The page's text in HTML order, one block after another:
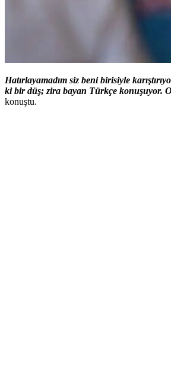
Hatırlayamadım siz beni birisiyle
ki bir düş; zira bayan Türkçe konuşuyor.
konuştu.